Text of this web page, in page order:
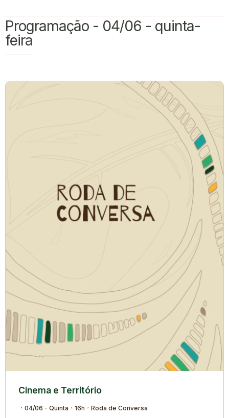
Programação - 04/06 - quinta-
feira
Cinema e Território
04/06 - Quinta 16h Roda de Conversa